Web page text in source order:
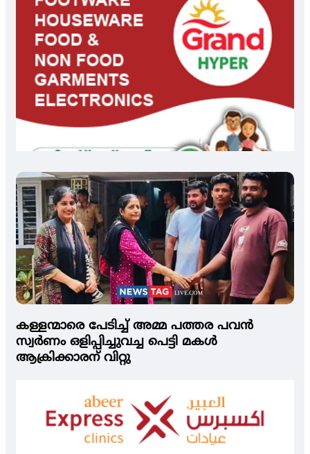
കള്ളന്മാരെ പേടിച്ച് അമ്മ പത്തര പവന്‍
സ്വര്‍ണം ഒളിപ്പിച്ചുവച്ച പെട്ടി മകള്‍
ആക്രിക്കാരന് വിറ്റു